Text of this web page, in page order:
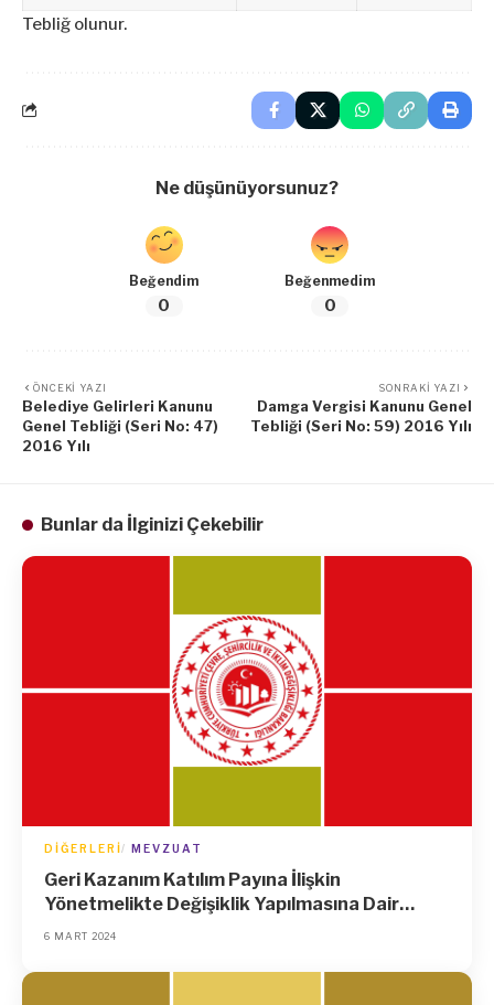
Tebliğ olunur.
Ne düşünüyorsunuz?
Beğendim
0
Beğenmedim
0
ÖNCEKI YAZI
Belediye Gelirleri Kanunu
Genel Tebliği (Seri No: 47)
2016 Yılı
SONRAKI YAZI
Damga Vergisi Kanunu Genel
Tebliği (Seri No: 59) 2016 Yılı
Bunlar da İlginizi Çekebilir
DIĞERLERI MEVZUAT
Geri Kazanım Katılım Payına İlişkin
Yönetmelikte Değişiklik Yapılmasına Dair
Yönetmelik
6 MART 2024